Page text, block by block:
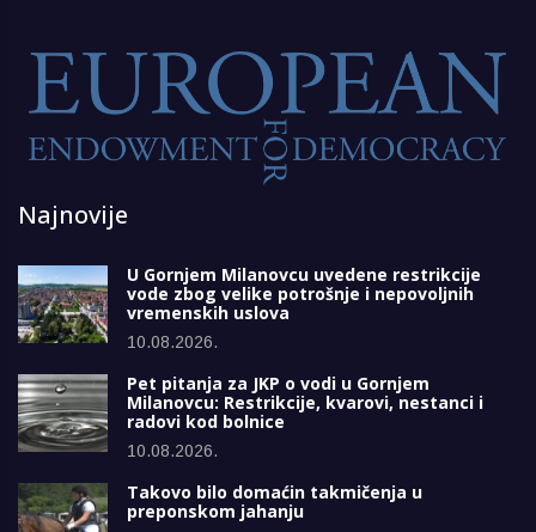
Najnovije
U Gornjem Milanovcu uvedene restrikcije
vode zbog velike potrošnje i nepovoljnih
vremenskih uslova
10.08.2026.
Pet pitanja za JKP o vodi u Gornjem
Milanovcu: Restrikcije, kvarovi, nestanci i
radovi kod bolnice
10.08.2026.
Takovo bilo domaćin takmičenja u
preponskom jahanju